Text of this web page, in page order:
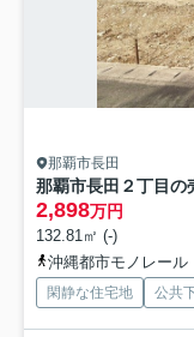
那覇市長田
那覇市長田２丁目の
2,898万円
132.81㎡ (-)
沖縄都市モノレール
閑静な住宅地 公共